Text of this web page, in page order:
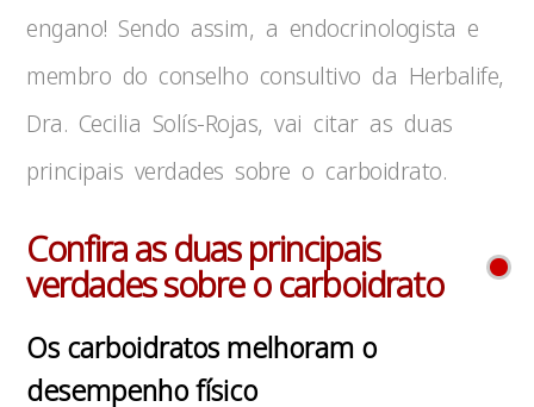
engano! Sendo assim, a endocrinologista e
membro do conselho consultivo da Herbalife,
Dra. Cecilia Solís-Rojas, vai citar as duas
principais verdades sobre o carboidrato.
Confira as duas principais
verdades sobre o carboidrato
Os carboidratos melhoram o
desempenho físico